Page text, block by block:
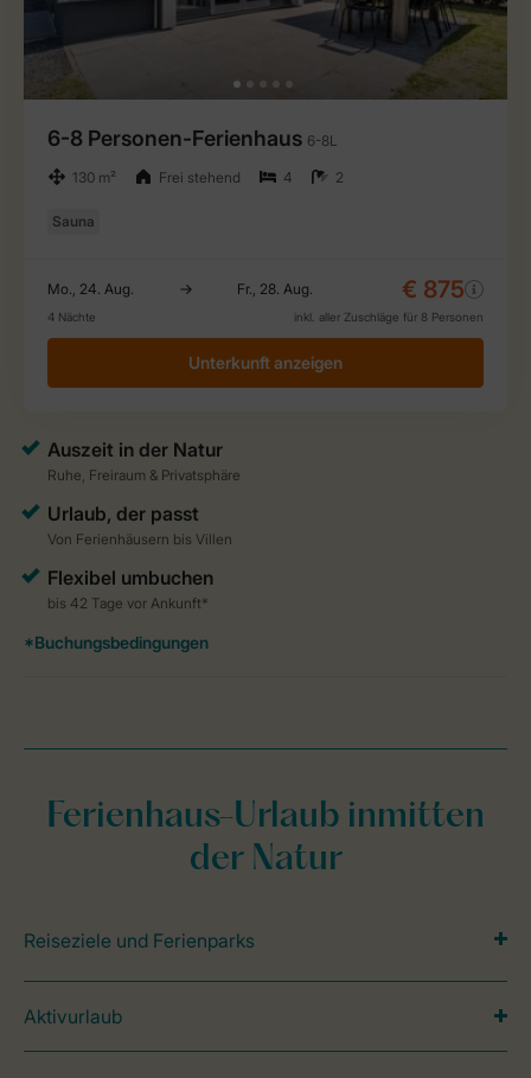
Ferienhaus-Urlaub inmitten
der Natur
Reiseziele und Ferienparks
Aktivurlaub